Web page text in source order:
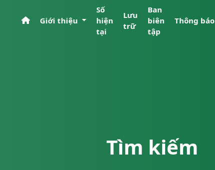
Giới thiệu
Số
hiện
tại
Lưu
trữ
Ban
biên
tập
Thông báo
Tìm kiếm